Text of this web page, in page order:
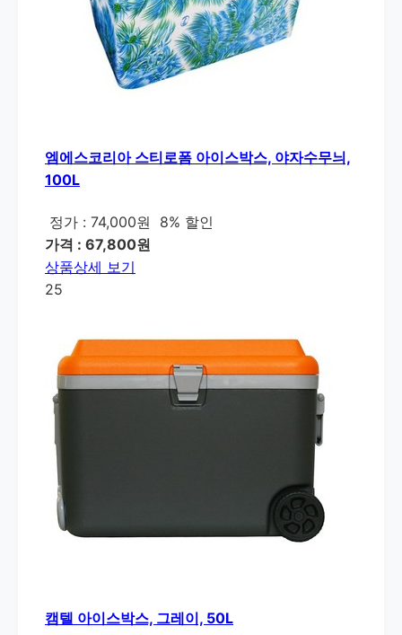
엠에스코리아 스티로폼 아이스박스, 야자수무늬,
100L
정가 : 74,000원
8% 할인
가격 : 67,800원
상품상세 보기
25
캠텔 아이스박스, 그레이, 50L